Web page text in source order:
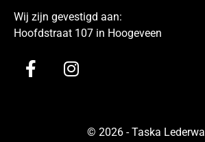
Wij zijn gevestigd aan:
Hoofdstraat 107 in Hoogeveen
© 2026 - Taska